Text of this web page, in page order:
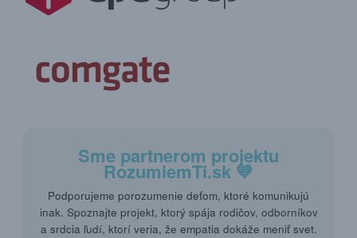
Sme partnerom projektu
RozumiemTi.sk💙
Podporujeme porozumenie deťom, ktoré komunikujú
inak. Spoznajte projekt, ktorý spája rodičov, odborníkov
a srdcia ľudí, ktorí veria, že empatia dokáže meniť svet.